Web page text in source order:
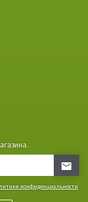
конфиденциальности